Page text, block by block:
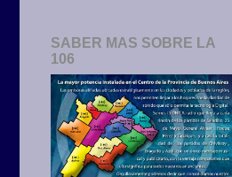
SABER MAS SOBRE LA
106